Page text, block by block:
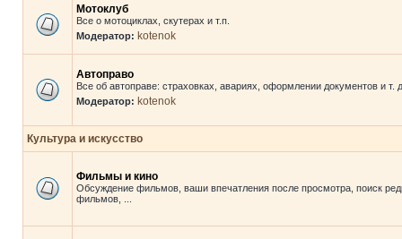
Мотоклуб
Все о мотоциклах, скутерах и т.п.
Модератор: kotenok
Автоправо
Все об автоправе: страховках, авариях, оформлении документов и т.
Модератор: kotenok
Культура и искусство
Фильмы и кино
Обсуждение фильмов, ваши впечатления после просмотра, поиск
фильмов, ...